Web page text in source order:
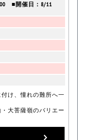
■開催日：8/11
け、憧れの難所へ一
大菩薩嶺のバリエー